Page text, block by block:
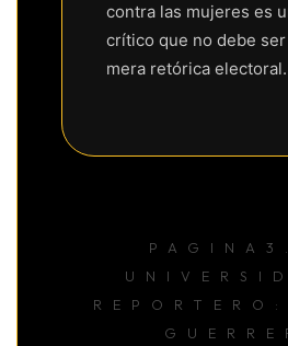
contra las mujeres es
crítico que no debe
mera retórica electoral.